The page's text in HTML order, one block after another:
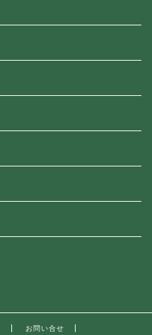
お問い合せ